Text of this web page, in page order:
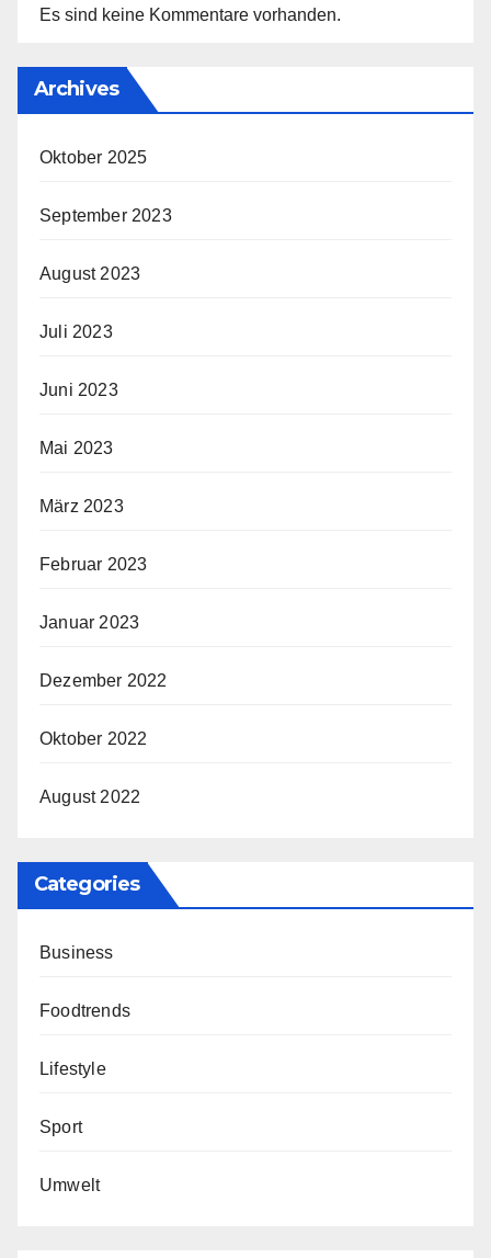
Es sind keine Kommentare vorhanden.
Archives
Oktober 2025
September 2023
August 2023
Juli 2023
Juni 2023
Mai 2023
März 2023
Februar 2023
Januar 2023
Dezember 2022
Oktober 2022
August 2022
Categories
Business
Foodtrends
Lifestyle
Sport
Umwelt